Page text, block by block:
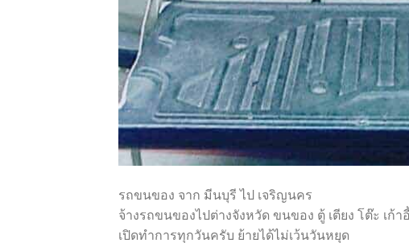
รถขนของ จาก มีนบุรี ไป เจริญนคร
จ้างรถขนของไปต่างจังหวัด ขนของ ตู้ เตียง โต๊ะ เ
เปิดทำการทุกวันครับ ย้ายได้ไม่เว้นวันหยุด